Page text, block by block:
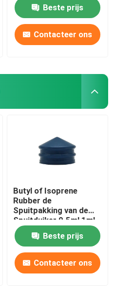
Beste prijs
Contacteer ons
Butyl of Isoprene
Rubber de
Spuitpakking van de
Spuitduiker 0.5ml 1ml
Beste prijs
Contacteer ons